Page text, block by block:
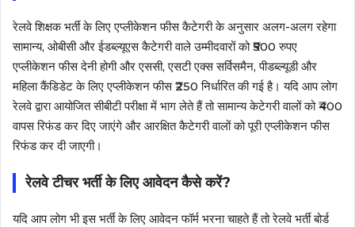
रेलवे शिक्षक भर्ती के लिए एप्लीकेशन फीस कैटेगरी के अनुसार अलग-अलग रहेगा
सामान्य, ओबीसी और ईडब्ल्यूएस कैटेगरी वाले उम्मीदवारों को ₹500 रुपए
एप्लीकेशन फीस देनी होगी और एससी, एसटी एक्स सर्विसमैन, पीडब्ल्यूडी और
महिला कैंडिडेट के लिए एप्लीकेशन फीस ₹250 निर्धारित की गई है। यदि आप लोग
रेलवे द्वारा आयोजित सीबीटी परीक्षा में भाग लेते हैं तो सामान्य केटेगरी वालों को ₹400
वापस रिफंड कर दिए जाएंगे और आरक्षित कैटेगरी वालों को पूरी एप्लीकेशन फीस
रिफंड कर दी जाएगी।
रेलवे टीचर भर्ती के लिए आवेदन कैसे करें?
यदि आप लोग भी इस भर्ती के लिए आवेदन फॉर्म भरना चाहते हैं तो रेलवे भर्ती बोर्ड